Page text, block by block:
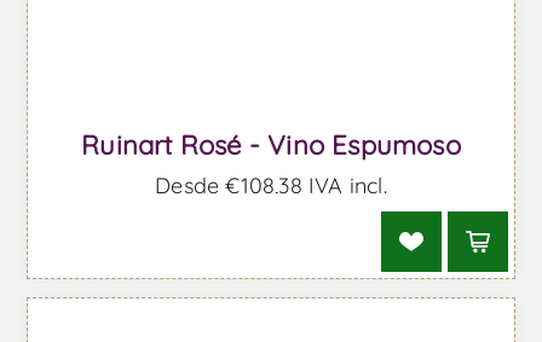
Ruinart Rosé - Vino Espumoso
Desde €108,38 IVA incl.